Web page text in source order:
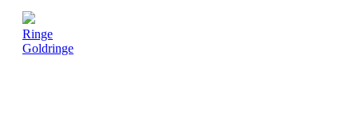
Ringe
Goldringe